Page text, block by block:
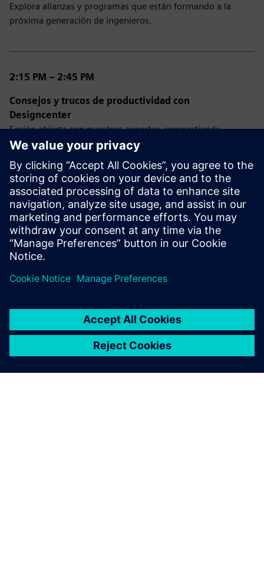
Explora alianzas y programas que están formando a la
próxima generación de ingenieros.
2:15 PM – 2:45 PM
Consejos y trucos de productividad con
Designcenter
Sesión abierta con nuestros expertos compartiendo
experiencias, ideas y retroalimentación para NX y Solid
2:45 PM – 3:00 PM
Comentarios de cierre y sorteo
Cierre del día y anuncio de los ganadores.